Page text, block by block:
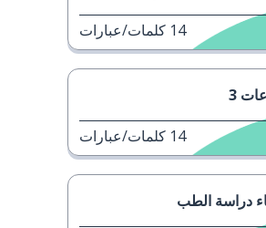
14 كلمات/عبارات
3
14 كلمات/عبارات
دراسة الطب